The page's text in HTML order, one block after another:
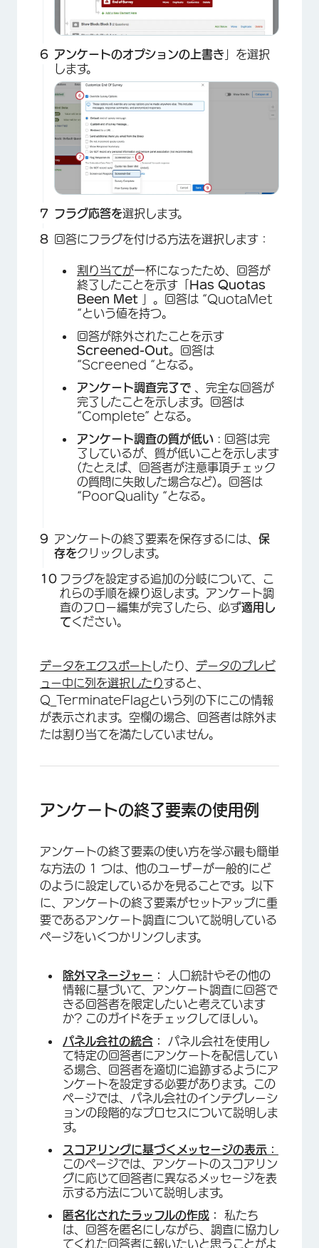
×
×
アンケートのオプションの上書き 」を選択
します。
×
フラグ応答を選択します。
回答にフラグを付ける方法を選択します：
割り当てが一杯になったため、回答が
終了したことを示す「
Has Quotas
Been Met
」。回答は “QuotaMet
“という値を持つ。
回答が除外されたことを示す
Screened-Out。回答は
“Screened “となる。
アンケート調査完了で 、完全な回答が
完了したことを示します。回答は
“Complete” となる。
アンケート調査の質が低い : 回答は完
了しているが、質が低いことを示します
(たとえば、回答者が注意事項チェック
の質問に失敗した場合など)。回答は
“PoorQuality “となる。
アンケートの終了要素を保存するには、 保
存をクリックします。
フラグを設定する追加の分岐について、こ
れらの手順を繰り返します。アンケート調
査のフロー編集が完了したら、必ず適用し
てください。
データをエクスポートしたり、 データのプレビ
ュー中に列を選択したりすると、
Q_TerminateFlagという列の下にこの情報
が表示されます。空欄の場合、回答者は除外ま
たは割り当てを満たしていません。
アンケートの終了要素の使用例
アンケートの終了要素の使い方を学ぶ最も簡単
な方法の 1 つは、他のユーザーが一般的にど
のように設定しているかを見ることです。以下
に、アンケートの終了要素がセットアップに重
要であるアンケート調査について説明している
ページをいくつかリンクします。
除外マネージャー ：
人口統計やその他の
情報に基づいて、アンケート調査に回答で
きる回答者を限定したいと考えています
か? このガイドをチェックしてほしい。
パネル会社の統合 ：
パネル会社を使用し
て特定の回答者にアンケートを配信してい
る場合、回答者を適切に追跡するようにア
ンケートを設定する必要があります。この
ページでは、パネル会社のインテグレーシ
ョンの段階的なプロセスについて説明しま
す。
スコアリングに基づくメッセージの表示：
このページでは、アンケートのスコアリン
グに応じて回答者に異なるメッセージを表
示する方法について説明します。
匿名化されたラッフルの作成 ：
私たち
は、回答を匿名にしながら、調査に協力し
てくれた回答者に報いたいと思うことがよ